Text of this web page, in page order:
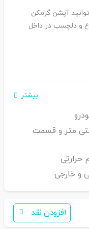
آپشن گرمکن
و دلچسب در داخل
بیشتر
کمر 30*43 سانتی متر و قسمت
حرارتی
و خارجی
افزودن نقد